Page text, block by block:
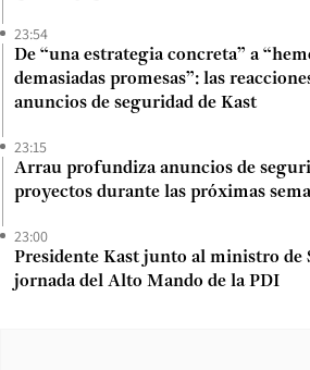
23:54
De “una estrategia concreta” a
demasiadas promesas”: las
anuncios de seguridad de Kast
23:15
Arrau profundiza anuncios de
proyectos durante las próximas
23:00
Presidente Kast junto al ministro de
jornada del Alto Mando de la PDI